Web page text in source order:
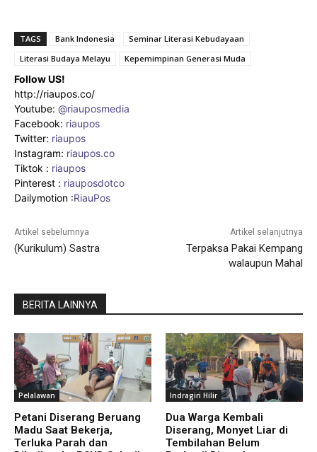
TAGS Bank Indonesia
Seminar Literasi Kebudayaan
Literasi Budaya Melayu
Kepemimpinan Generasi Muda
Follow US!
http://riaupos.co/
Youtube: @riauposmedia
Facebook: riaupos
Twitter: riaupos
Instagram: riaupos.co
Tiktok : riaupos
Pinterest : riauposdotco
Dailymotion :RiauPos
Artikel sebelumnya
(Kurikulum) Sastra
Artikel selanjutnya
Terpaksa Pakai Kempang
walaupun Mahal
BERITA LAINNYA
Pelalawan
Petani Diserang Beruang
Madu Saat Bekerja,
Terluka Parah dan
Indragiri Hilir
Dua Warga Kembali
Diserang, Monyet Liar di
Tembilahan Belum